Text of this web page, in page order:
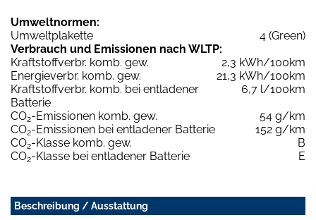
Umweltnormen:
Umweltplakette
4 (Green)
Verbrauch und Emissionen nach WLTP:
Kraftstoffverbr. komb. gew.
2,3 kWh/100km
Energieverbr. komb. gew.
21,3 kWh/100km
Kraftstoffverbr. komb. bei entladener
Batterie
6,7 l/100km
CO2-Emissionen komb. gew.
54 g/km
CO2-Emissionen bei entladener Batterie
152 g/km
CO2-Klasse komb. gew.
B
CO2-Klasse bei entladener Batterie E
Beschreibung / Ausstattung